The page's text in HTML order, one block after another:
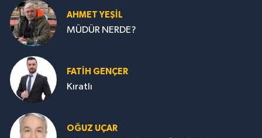
AHMET YEŞİL
MÜDÜR NERDE?
FATIH GENÇER
Kıratlı
OĞUZ UÇAR